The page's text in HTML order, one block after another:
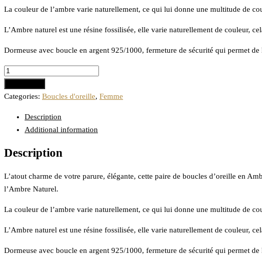
La couleur de l’ambre varie naturellement, ce qui lui donne une multitude de
L’Ambre naturel est une résine fossilisée, elle varie naturellement de couleur,
Dormeuse avec boucle en argent 925/1000, fermeture de sécurité qui permet de
Categories: Boucles d'oreille, Femme
Description
Additional information
Description
L’atout charme de votre parure, élégante, cette paire de boucles d’oreille en
l’Ambre Naturel.
La couleur de l’ambre varie naturellement, ce qui lui donne une multitude de
L’Ambre naturel est une résine fossilisée, elle varie naturellement de couleur,
Dormeuse avec boucle en argent 925/1000, fermeture de sécurité qui permet de